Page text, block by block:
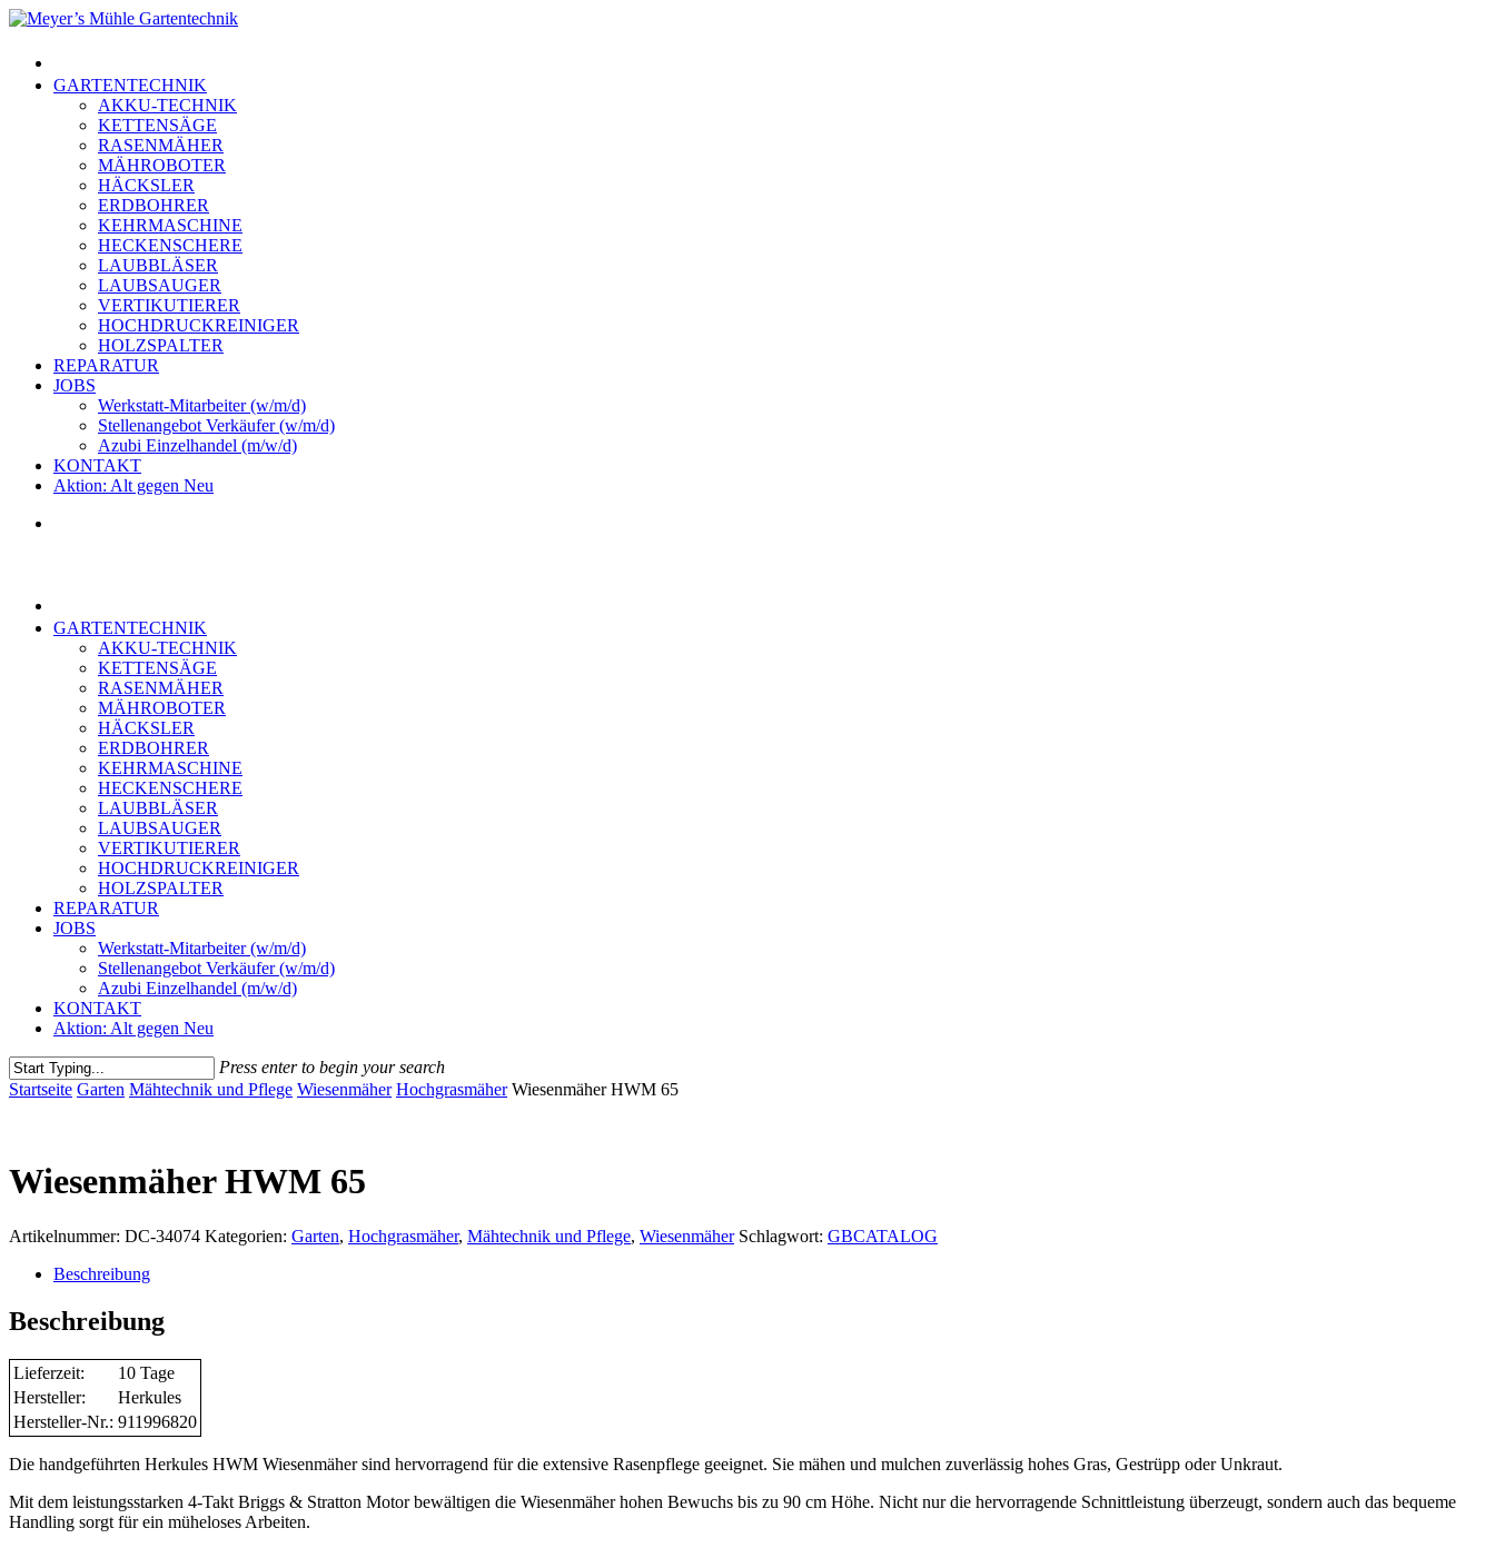
Skip
main
contentGARTENTECHNIK
AKKU-TECHNIK
KETTENSÄGE
RASENMÄHER
MÄHROBOTER
HÄCKSLER
ERDBOHRER
KEHRMASCHINE
HECKENSCHERE
LAUBBLÄSER
LAUBSAUGER
VERTIKUTIERER
HOCHDRUCKREINIGER
HOLZSPALTER
REPARATUR
JOBS
Werkstatt-Mitarbeiter (w/m/d)
Stellenangebot Verkäufer (w/m/d)
Azubi Einzelhandel (m/w/d)
KONTAKT
Aktion: Alt gegen Neu
GARTENTECHNIK
AKKU-TECHNIK
KETTENSÄGE
RASENMÄHER
MÄHROBOTER
HÄCKSLER
ERDBOHRER
KEHRMASCHINE
HECKENSCHERE
LAUBBLÄSER
LAUBSAUGER
VERTIKUTIERER
HOCHDRUCKREINIGER
HOLZSPALTER
REPARATUR
JOBS
Werkstatt-Mitarbeiter (w/m/d)
Stellenangebot Verkäufer (w/m/d)
Azubi Einzelhandel (m/w/d)
KONTAKT
Aktion: Alt gegen Neu
Press enter to begin your search
Close
Startseite Garten Mähtechnik und Pflege Wiesenmäher Hochgrasmäher Wiesenmäher HWM 65
Wiesenmäher HWM 65
Artikelnummer: DC-34074 Kategorien: Garten, Hochgrasmäher, Mähtechnik und Pflege, Wiesenmäher Schlagwort: GBCATALOG
Beschreibung
Beschreibung
Lieferzeit:
10 Tage
Hersteller:
Herkules
Hersteller-Nr.: 911996820
Die handgeführten Herkules HWM Wiesenmäher sind hervorragend für die extensive Rasenpflege geeignet. Sie mähen und mulchen zuverlässig hohes Gras, Gestrüpp oder Unkraut.
Mit dem leistungsstarken 4-Takt Briggs & Stratton Motor bewältigen die Wiesenmäher hohen Bewuchs bis zu 90 cm Höhe. Nicht nur die hervorragende Schnittleistung überzeugt, sondern auch das bequeme
Handling sorgt für ein müheloses Arbeiten.